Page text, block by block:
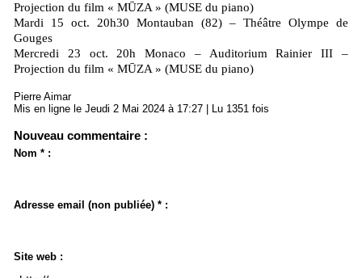
Projection du film « MŪZA » (MUSE du piano)
Mardi 15 oct. 20h30 Montauban (82) – Théâtre Olympe de
Gouges
Mercredi 23 oct. 20h Monaco – Auditorium Rainier III –
Projection du film « MŪZA » (MUSE du piano)
Pierre Aimar
Mis en ligne le Jeudi 2 Mai 2024 à 17:27 | Lu 1351 fois
Nouveau commentaire :
Nom * :
Adresse email (non publiée) * :
Site web :